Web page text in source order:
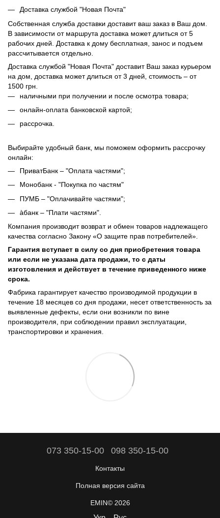
Доставка службой "Новая Почта"
Собственная служба доставки доставит ваш заказ в Ваш дом.
В зависимости от маршрута доставка может длиться от 5
рабочих дней. Доставка к дому бесплатная, занос и подъем
рассчитывается отдельно.
Доставка службой "Новая Почта" доставит Ваш заказ курьером
на дом, доставка может длиться от 3 дней, стоимость – от
1500 грн.
наличными при получении и после осмотра товара;
онлайн-оплата банковской картой;
рассрочка.
Выбирайте удобный банк, мы поможем оформить рассрочку
онлайн:
ПриватБанк – "Оплата частями";
Монобанк - "Покупка по частям"
ПУМБ – "Оплачивайте частями";
àбанк – "Плати частями".
Компания производит возврат и обмен товаров надлежащего
качества согласно Закону «О защите прав потребителей».
Гарантия вступает в силу со дня приобретения товара
или если не указана дата продажи, то с даты
изготовления и действует в течение приведенного ниже
срока.
Фабрика гарантирует качество производимой продукции в
течение 18 месяцев со дня продажи, несет ответственность за
выявленные дефекты, если они возникли по вине
производителя, при соблюдении правил эксплуатации,
транспортировки и хранения.
073 350-15-00 098 350-15-00
Контакты
Полная версия сайта
EMIN© 2026